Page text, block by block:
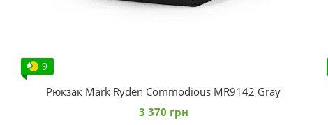
9
Рюкзак Mark Ryden Commodious MR9142 Gray
3 370 грн